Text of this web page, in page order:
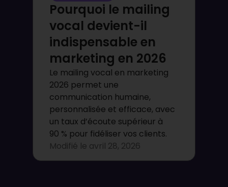
Pourquoi le mailing
vocal devient-il
indispensable en
marketing en 2026
Le mailing vocal en marketing
2026 permet une
communication humaine,
personnalisée et efficace, avec
un taux d’écoute supérieur à
90 % pour fidéliser vos clients.
Modifié le avril 28, 2026